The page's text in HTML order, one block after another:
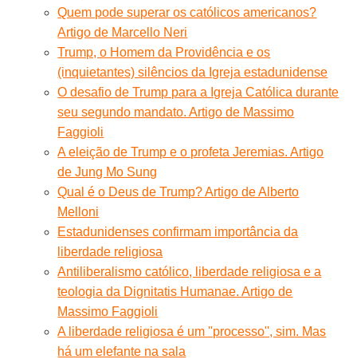
Quem pode superar os católicos americanos?
Artigo de Marcello Neri
Trump, o Homem da Providência e os
(inquietantes) silêncios da Igreja estadunidense
O desafio de Trump para a Igreja Católica durante
seu segundo mandato. Artigo de Massimo
Faggioli
A eleição de Trump e o profeta Jeremias. Artigo
de Jung Mo Sung
Qual é o Deus de Trump? Artigo de Alberto
Melloni
Estadunidenses confirmam importância da
liberdade religiosa
Antiliberalismo católico, liberdade religiosa e a
teologia da Dignitatis Humanae. Artigo de
Massimo Faggioli
A liberdade religiosa é um ''processo'', sim. Mas
há um elefante na sala